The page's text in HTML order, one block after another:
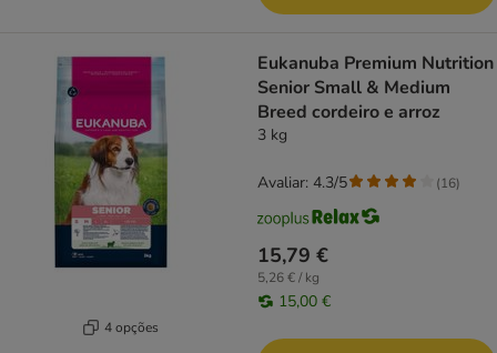
4 opções
Eukanuba Premium Nutrition
Senior Small & Medium
Breed cordeiro e arroz
3 kg
15,79 €
5,26 € / kg
15,00 €
Avaliar: 4.3/5 (16)